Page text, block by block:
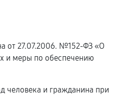
от 27.07.2006. №152-ФЗ «О
и меры по обеспечению
человека и гражданина при